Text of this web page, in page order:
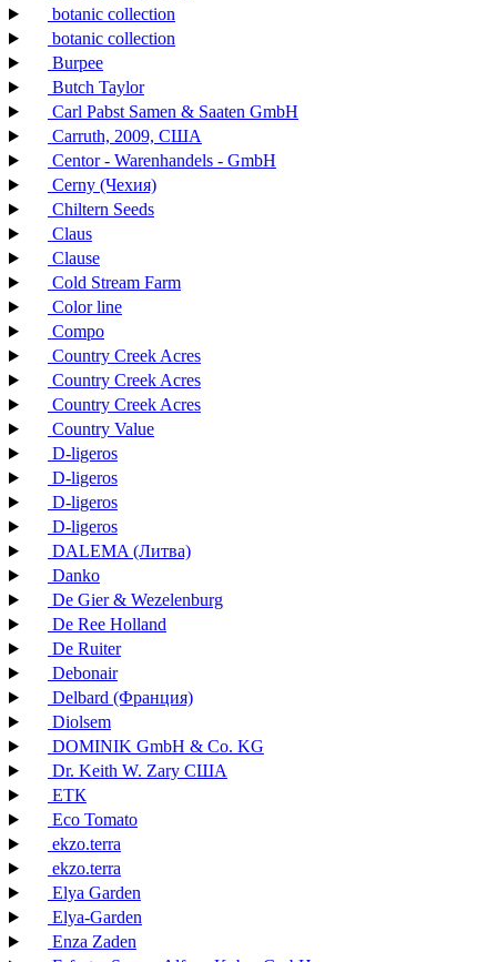
botanic collection
botanic collection
Burpee
Butch Taylor
Carl Pabst Samen & Saaten GmbH
Carruth, 2009, США
Centor - Warenhandels - GmbH
Cerny (Чехия)
Chiltern Seeds
Claus
Clause
Cold Stream Farm
Color line
Compo
Country Creek Acres
Country Creek Acres
Country Creek Acres
Country Value
D-ligeros
D-ligeros
D-ligeros
D-ligeros
DALEMA (Литва)
Danko
De Gier & Wezelenburg
De Ree Holland
De Ruiter
Debonair
Delbard (Франция)
Diolsem
DOMINIK GmbH & Co. KG
Dr. Keith W. Zary США
EТК
Eco Tomato
ekzo.terra
ekzo.terra
Elya Garden
Elya-Garden
Enza Zaden